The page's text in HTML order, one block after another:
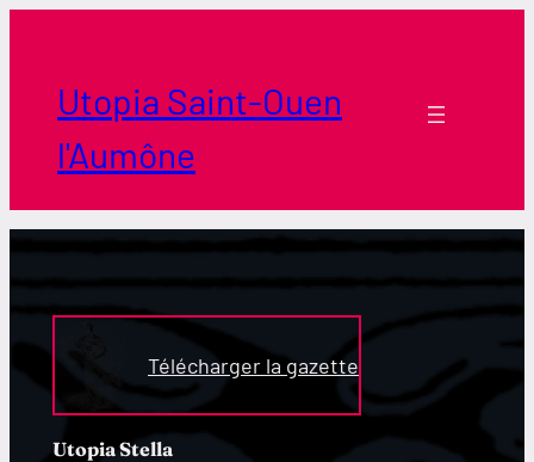
contenuUtopia Saint-Ouen
l'Aumône
Télécharger la gazette
Utopia Stella